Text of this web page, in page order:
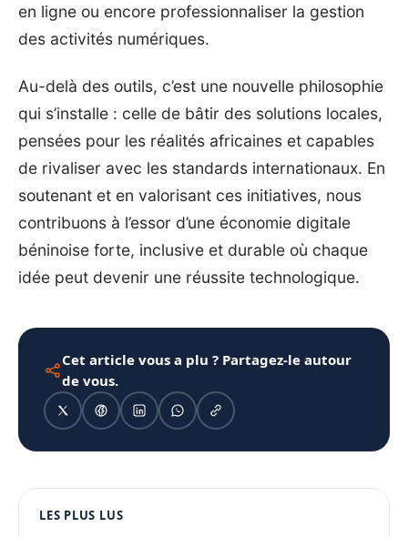
en ligne ou encore professionnaliser la gestion
des activités numériques.
Au-delà des outils, c’est une nouvelle philosophie
qui s’installe : celle de bâtir des solutions locales,
pensées pour les réalités africaines et capables
de rivaliser avec les standards internationaux. En
soutenant et en valorisant ces initiatives, nous
contribuons à l’essor d’une économie digitale
béninoise forte, inclusive et durable où chaque
idée peut devenir une réussite technologique.
Cet article vous a plu ? Partagez-le autour
de vous.
PUBLICITÉ
LES PLUS LUS